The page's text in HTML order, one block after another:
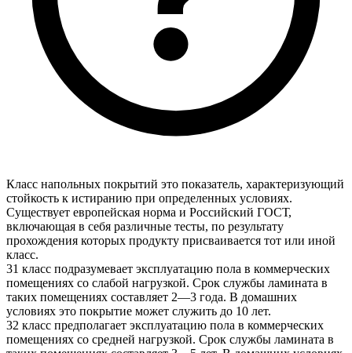
Класс напольных покрытий это показатель, характеризующий
стойкость к истиранию при определенных условиях.
Существует европейская норма и Российский ГОСТ,
включающая в себя различные тесты, по результату
прохождения которых продукту присваивается тот или иной
класс.
31 класс подразумевает эксплуатацию пола в коммерческих
помещениях со слабой нагрузкой. Срок службы ламината в
таких помещениях составляет 2—3 года. В домашних
условиях это покрытие может служить до 10 лет.
32 класс предполагает эксплуатацию пола в коммерческих
помещениях со средней нагрузкой. Срок службы ламината в